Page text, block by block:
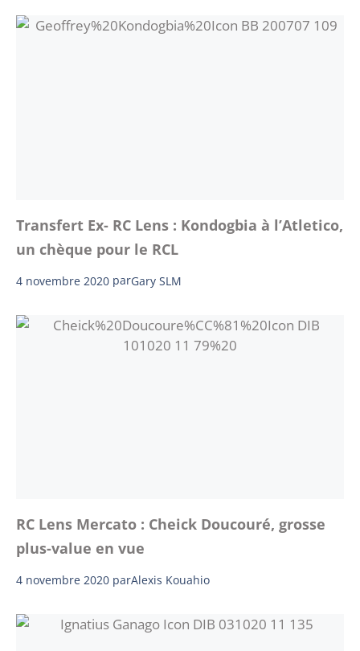
Transfert Ex- RC Lens : Kondogbia à l’Atletico,
un chèque pour le RCL
4 novembre 2020 parGary SLM
RC Lens Mercato : Cheick Doucouré, grosse
plus-value en vue
4 novembre 2020 parAlexis Kouahio